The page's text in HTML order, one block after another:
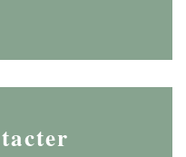
((ouvre une